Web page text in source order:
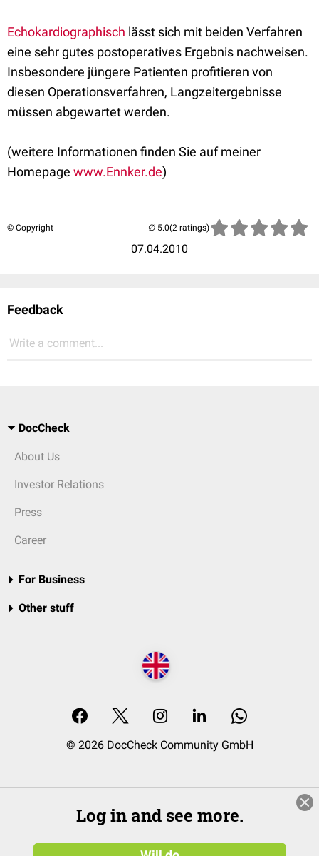
Echokardiographisch lässt sich mit beiden Verfahren
eine sehr gutes postoperatives Ergebnis nachweisen.
Insbesondere jüngere Patienten profitieren von
diesen Operationsverfahren, Langzeitergebnisse
müssen abgewartet werden.
(weitere Informationen finden Sie auf meiner
Homepage www.Ennker.de)
© Copyright
07.04.2010
(2 ratings)
Feedback
Write a comment...
DocCheck
About Us
Investor Relations
Press
Career
For Business
Other stuff
© 2026 DocCheck Community GmbH
Log in and see more.